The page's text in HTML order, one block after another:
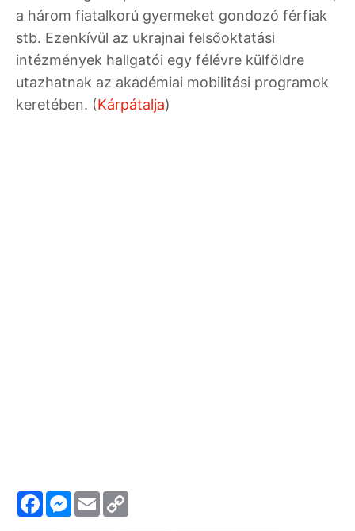
a három fiatalkorú gyermeket gondozó férfiak
stb. Ezenkívül az ukrajnai felsőoktatási
intézmények hallgatói egy félévre külföldre
utazhatnak az akadémiai mobilitási programok
keretében. (Kárpátalja)
F
a
M
e
E
m